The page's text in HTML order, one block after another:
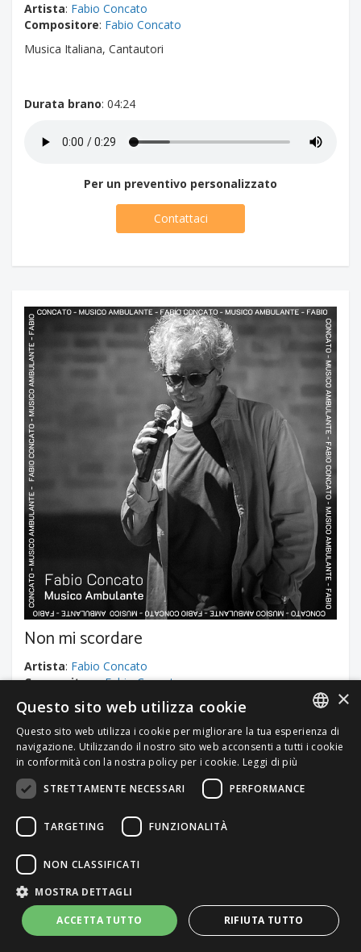
Artista: Fabio Concato
Compositore: Fabio Concato
Musica Italiana, Cantautori
Durata brano: 04:24
Per un preventivo personalizzato
Contattaci
Non mi scordare
Artista: Fabio Concato
Compositore:Fabio Concato
Musica Italiana, Cantautori
Durata brano : 02:54
Per un preventivo personalizzato
ITALIAN
×
Questo sito web utilizza cookie
Questo sito web utilizza i cookie per migliorare la tua esperienza di
navigazione. Utilizzando il nostro sito web acconsenti a tutti i cookie
in conformità con la nostra policy per i cookie. Leggi di più
STRETTAMENTE NECESSARI
PERFORMANCE
TARGETING FUNZIONALITÀ
NON CLASSIFICATI
MOSTRA DETTAGLI
ACCETTA TUTTO RIFIUTA TUTTO